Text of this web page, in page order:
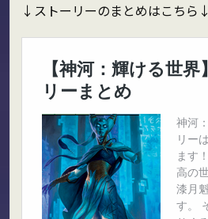
↓ストーリーのまとめはこちら↓